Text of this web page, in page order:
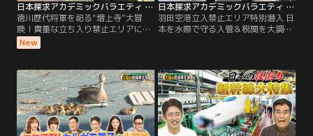
日本探求アカデミックバラエティ 火曜の良純孝太郎 徳川歴代将軍を祀る“増上寺”大冒険！貴重な立ち入り禁止エリアに特別潜入！
徳川歴代将軍を祀る“増上寺”大冒
険！貴重な立ち入り禁止エリアに特
別潜入！／今回は、東京タワーのふ
もとにある“増上寺”を大冒険！ 東京
風景は唯一無二、 都内屈指の映えス
ポットとしても有名な増上寺だが…
徳川歴代将軍のうち6人もの将軍が
祀られているその境内には 歴史的に
貴重なものが数え切れないほ
ど…！！
New
日本探求アカデミックバラエティ 火曜の良純孝太郎 羽田空港立入禁止エリア特別潜入 日本を水際で守る入管＆税関を大調査
羽田空港立入禁止エリア特別潜入 日
本を水際で守る入管＆税関を大調査
／◆日本の玄関口“羽田空港”を大調
で守る“入管”“税関”の裏側、知られ
ざる攻防に迫る！ さらに！これまで
煩雑だった入国手続きが最新設備に
よって利便性が格段にアップしてい
るという！